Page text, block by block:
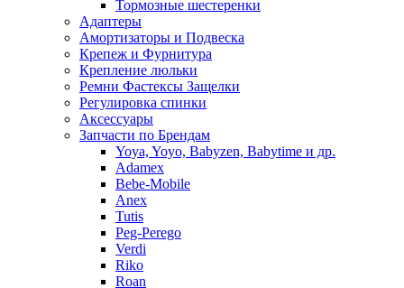
Тормозные шестеренки
Адаптеры
Амортизаторы и Подвеска
Крепеж и Фурнитура
Крепление люльки
Ремни Фастексы Защелки
Регулировка спинки
Аксессуары
Запчасти по Брендам
Yoya, Yoyo, Babyzen, Babytime и др.
Adamex
Bebe-Mobile
Anex
Tutis
Peg-Perego
Verdi
Riko
Roan